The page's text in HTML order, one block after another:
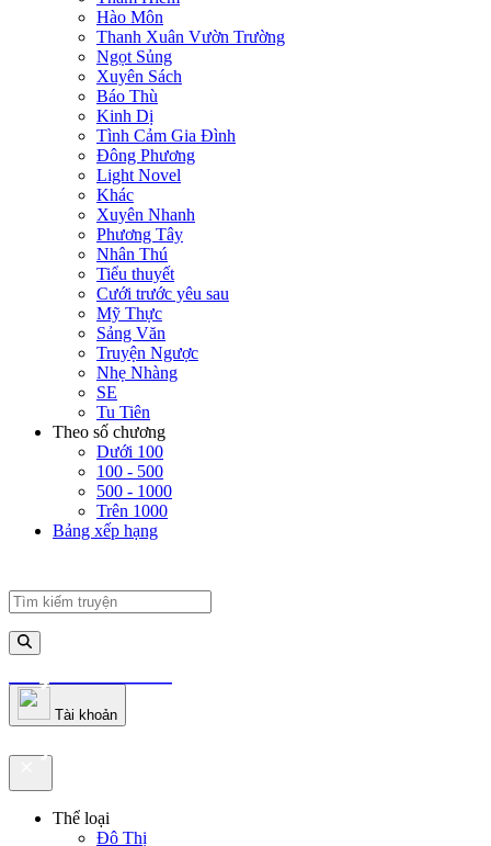
Hào Môn
Thanh Xuân Vườn Trường
Ngọt Sủng
Xuyên Sách
Báo Thù
Kinh Dị
Tình Cảm Gia Đình
Đông Phương
Light Novel
Khác
Xuyên Nhanh
Phương Tây
Nhân Thú
Tiểu thuyết
Cưới trước yêu sau
Mỹ Thực
Sảng Văn
Truyện Ngược
Nhẹ Nhàng
SE
Tu Tiên
Theo số chương
Dưới 100
100 - 500
500 - 1000
Trên 1000
Bảng xếp hạng
truyenfullz.com
Tài khoản
truyenfullz.com
Thể loại
Đô Thị